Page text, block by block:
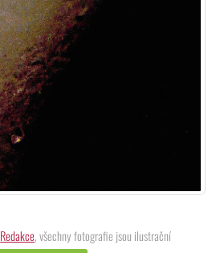
Redakce, všechny fotografie jsou ilustrační